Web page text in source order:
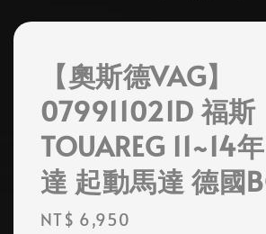
【奧斯德VAG】
079911021D 福斯
TOUAREG 11~14
達 起動馬達 德國
Regular
NT$ 6,950